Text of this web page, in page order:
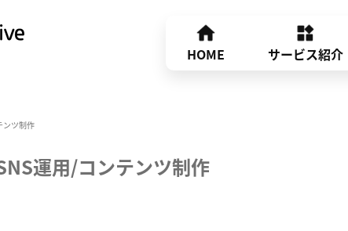
HOME サービス紹介
ンツ制作
運用/コンテンツ制作